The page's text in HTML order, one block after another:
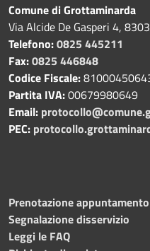
Comune di Grottaminarda
Via Alcide De Gasperi 4,
Telefono:0825 445211
Fax:0825 446848
Codice Fiscale:
Partita IVA:00679980649
Email:
PEC:
Prenotazione appuntamento
Segnalazione disservizio
Leggi le FAQ